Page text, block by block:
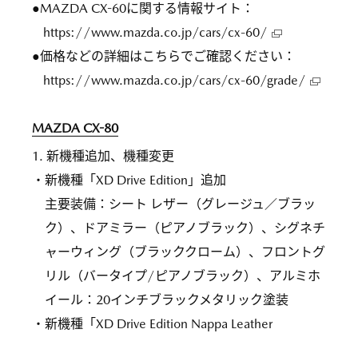
●MAZDA CX-60に関する情報サイト：
https://www.mazda.co.jp/cars/cx-60/
●価格などの詳細はこちらでご確認ください：
https://www.mazda.co.jp/cars/cx-60/grade/
MAZDA CX-80
1. 新機種追加、機種変更
・新機種「XD Drive Edition」追加
主要装備：シート レザー（グレージュ／ブラッ
ク）、ドアミラー（ピアノブラック）、シグネチ
ャーウィング（ブラッククローム）、フロントグ
リル（バータイプ/ピアノブラック）、アルミホ
イール：20インチブラックメタリック塗装
・新機種「XD Drive Edition Nappa Leather